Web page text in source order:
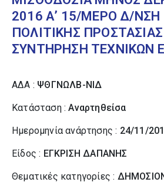
2016 Α’ 15/ΜΕΡΟ Δ/ΝΣΗ
ΠΟΛΙΤΙΚΗΣ ΠΡΟΣΤΑΣΙΑΣ
ΣΥΝΤΗΡΗΣΗ ΤΕΧΝΙΚΩΝ
ΑΔΑ : ΨΘΓΝΩΛΒ-ΝΙΔ
Κατάσταση :Αναρτηθείσα
Ημερομηνία ανάρτησης : 24/11/
Είδος : ΕΓΚΡΙΣΗ ΔΑΠΑΝΗΣ
Θεματικές κατηγορίες :